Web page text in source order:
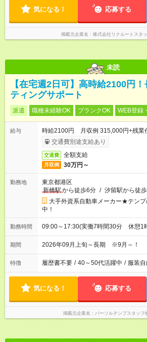
気になる！ 応募する
掲載元企業名 株式会社リクルートスタ
未読
【在宅週2日可】高時給2100円
ティングサポート
派遣 職種未経験OK ブランクOK WEB登録
給与
時給2100円 月収例 315,000円+残業
交通費別途支給あり
交通費 全額支給
月収例 30万円～
勤務地
東京都港区
新橋駅から徒歩6分 / 汐留駅から徒
大手外資系自動車メーカー★テンプ
中！
勤務時間 09:00～17:30(実働7時間30分 休憩1
期間 2026年09月上旬～長期 ※9月～！
特徴 履歴書不要 / 40～50代活躍中 / 服装自
気になる！ 応募する
掲載元企業名 パーソルテンプスタッフ